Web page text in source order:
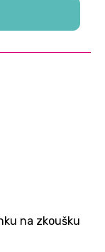
na zkoušku